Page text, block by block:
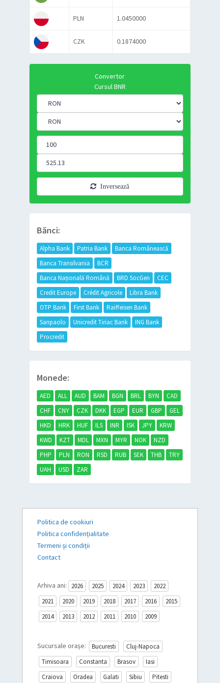
PLN 1.0450000
CZK 0.1874000
Convertor
Cursul BNR
Inversează
Bănci:
Alpha Bank Patria Bank
Banca Românească
Banca Transilvania
BCR
Banca Națională Română
BRD SocGen
CEC
Credit Europe
Crédit Agricole
Libra Bank
OTP Bank
First Bank
Raiffeisen Bank
Sanpaolo
Unicredit Tiriac Bank
ING Bank
Procredit
Monede:
AED ALL AUD BAM BGN BRL BYN
CAD
CHF
CNY CZK DKK EGP EUR GBP
GEL
HKD
HRK HUF ILS INR ISK JPY
KRW
KWD
KZT MDL MXN MYR NOK
NZD
PHP
PLN RON RSD RUB SEK THB
TRY
UAH
USD ZAR
Politica de cookiuri
Politica confidențialitate
Termeni și condiții
Contact
Arhiva ani: 2026 2025 2024 2023
2022
2021
2020 2019 2018 2017 2016
2015
2014
2013 2012 2011 2010 2009
Sucursale orașe: Bucuresti
Cluj-Napoca
Timisoara
Constanta Brasov
Iasi
Craiova
Oradea Galati Sibiu Pitesti